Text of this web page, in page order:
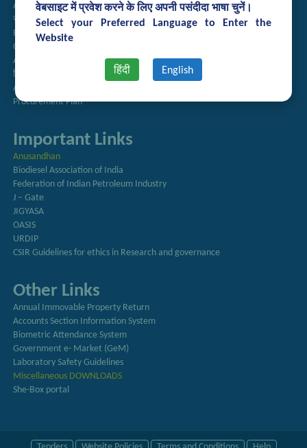
वेबसाइट में प्रवेश करने के लिए अपनी पसंदीदा भाषा चुनें।
Select your Preferred Language to Enter the
Website
हिंदी English
Annual Reports
राजभाषा अनुभाग
Right to Information
CSIR
AcSIR
हिंदी पत्रिका
Authorized Medical Services
Procurement Plan
Important Links
Anusandhan
Biodiesel Association of India
Federation of Indian Petroleum Industry
J – Gate
JIGYASA
OASIS
URDIP
CSIR Guidelines for ethics in Research and governance
Other Links
Annual Immovable Property Return
Accounts Section Information System
Biometric Attendance System
Government e- Market (GeM)
Laboratory Safety Guidelines
Miscellaneous DOWNLOADS
She-Box portal